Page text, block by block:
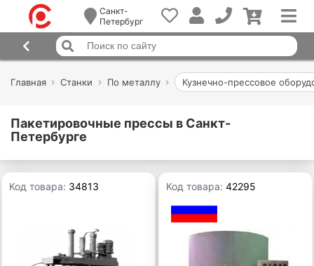
Санкт-
Петербург
Главная Станки По металлу Кузнечно-прессовое
Пакетировочные прессы в Санкт-
Петербурге
Код товара: 34813 Код товара:42295